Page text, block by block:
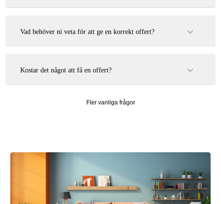
Vi målar på orter i Stockholm och Härjedalen. Orter som Bålsta,
Djurgården, Gärdet m.fl.
Vad behöver ni veta för att ge en korrekt offert?
Vi behöver veta vilka ytor som ska målas, om det gäller inomhus
Bilder underlättar också.
Kostar det något att få en offert?
Nej, alla våra offerter är helt kostnadsfria och utan förbindelser.
Fler vanliga frågor